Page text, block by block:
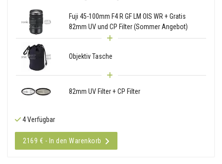
Fuji 45-100mm F4 R GF LM OIS WR + Gratis
82mm UV und CP Filter (Sommer Angebot)
Objektiv Tasche
82mm UV Filter + CP Filter
4 Verfügbar
2169 € - In den Warenkorb